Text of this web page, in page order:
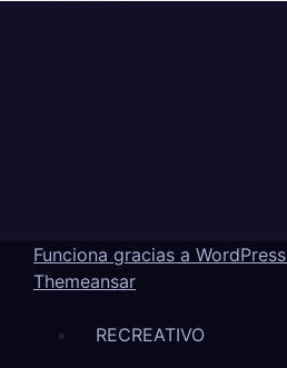
Funciona gracias a WordPress
Themeansar
RECREATIVO